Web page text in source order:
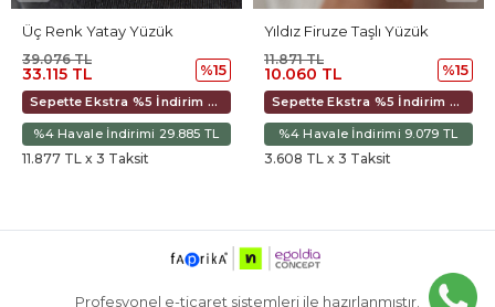
Üç Renk Yatay Yüzük
33.115 TL
39.076 TL
%15
Sepette Ekstra %5 İndirim 31.130 TL
%4 Havale İndirimi 29.885 TL
11.877 TL x 3 Taksit
Yıldız Firuze Taşlı Yüzük
10.060 TL
11.871 TL
%15
Sepette Ekstra %5 İndirim 9.457 TL
%4 Havale İndirimi 9.079 TL
3.608 TL x 3 Taksit
Profesyonel e-ticaret sistemleri ile hazırlanmıştır.